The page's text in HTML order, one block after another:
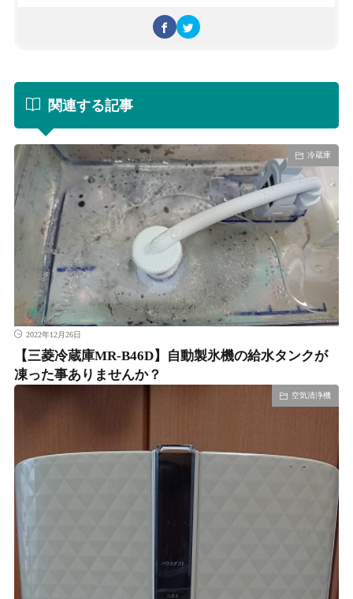
関連する記事
冷蔵庫
2022年12月26日
【三菱冷蔵庫MR-B46D】自動製氷機の給水タンクが
凍った事ありませんか？
空気清浄機